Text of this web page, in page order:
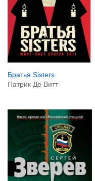
Братья Sisters
Патрик Де Витт